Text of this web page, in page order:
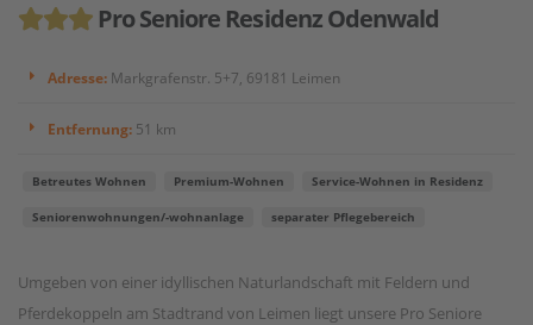
Pro Seniore Residenz Odenwald
Adresse: Markgrafenstr. 5+7, 69181 Leimen
Entfernung: 51 km
Betreutes Wohnen Premium-Wohnen Service-Wohnen in Residenz
Seniorenwohnungen/-wohnanlage separater Pflegebereich
Umgeben von einer idyllischen Naturlandschaft mit Feldern und
Pferdekoppeln am Stadtrand von Leimen liegt unsere Pro Seniore